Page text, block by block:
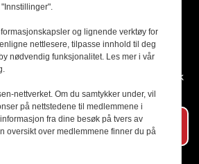
Varsom-plakaten og presseetikken slik
nyhetsbrev
og lignende verktøy for
nettlesere, tilpasse innhold til deg
nødvendig funksjonalitet. Les mer i vår
nettverket. Om du samtykker under, vil
på nettstedene til medlemmene i
fra dine besøk på tvers av
oversikt over medlemmene finner du på